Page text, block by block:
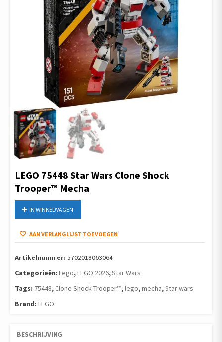
LEGO 75448 Star Wars Clone Shock
Trooper™ Mecha
IN WINKELWAGEN
AAN VERLANGLIJST TOEVOEGEN
Artikelnummer: 5702018063064
Categorieën: Lego,LEGO 2026,Star Wars
Tags: 75448, Clone Shock Trooper™,lego,mecha,Star wars
Brand: LEGO
BESCHRIJVING